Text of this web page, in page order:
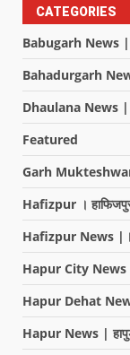
CATEGORIES
Babugarh News
Bahadurgarh
Dhaulana News ||
Featured
Garh
Hafizpur ।
Hafizpur News |।
Hapur City News
Hapur Dehat
Hapur News |